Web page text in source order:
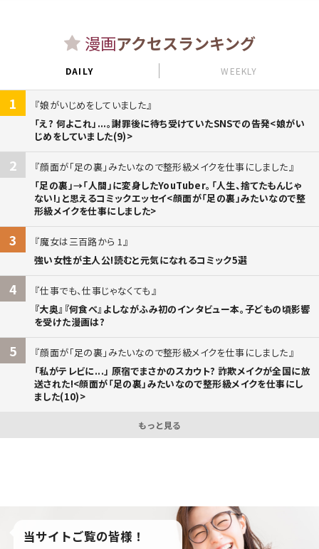
漫画アクセスランキング
DAILY WEEKLY
1
娘がいじめをしていました
「え? 何よこれ」...。謝罪後に待ち受けていたSNSでの告発<娘がい
じめをしていました(9)>
2
顔面が「足の裏」みたいなので整形級メイクを仕事にしました
「足の裏」→「人間」に変身したYouTuber。「人生、捨てたもんじゃ
ない!」と思えるコミックエッセイ<顔面が「足の裏」みたいなので整
形級メイクを仕事にしました>
3
魔女は三百路から 1
強い女性が主人公!読むと元気になれるコミック5選
4
仕事でも、仕事じゃなくても
『大奥』『何食べ』よしながふみ初のインタビュー本。子どもの頃影響
を受けた漫画は?
5
顔面が「足の裏」みたいなので整形級メイクを仕事にしました
「私がテレビに...」 原宿でまさかのスカウト? 詐欺メイクが全国に放
送された!<顔面が「足の裏」みたいなので整形級メイクを仕事にし
ました(10)>
もっと見る
当サイトご覧の皆様！